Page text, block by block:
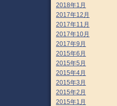
2018年1月
2017年12月
2017年11月
2017年10月
2017年9月
2015年6月
2015年5月
2015年4月
2015年3月
2015年2月
2015年1月